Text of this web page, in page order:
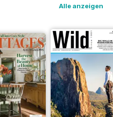
Alle anzeigen